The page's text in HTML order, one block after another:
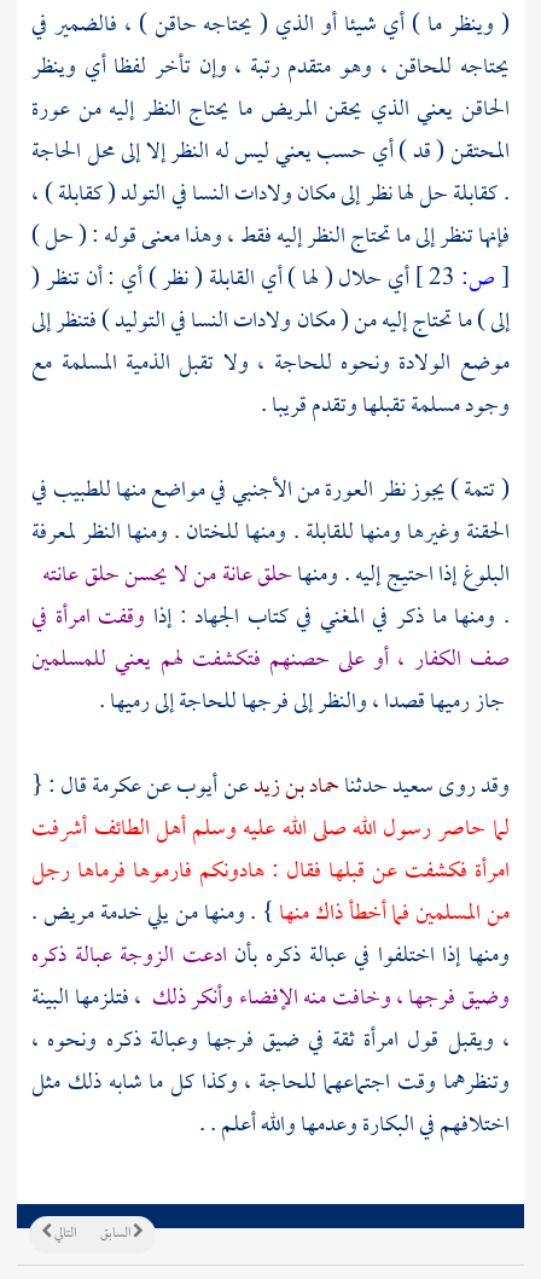
( وينظر ما ) أي شيئا أو الذي ( يحتاجه حاقن ) ، فالضمير في
يحتاجه للحاقن ، وهو متقدم رتبة ، وإن تأخر لفظا أي وينظر
الحاقن يعني الذي يحقن المريض ما يحتاج النظر إليه من عورة
المحتقن ( قد ) أي حسب يعني ليس له النظر إلا إلى محل الحاجة
. كقابلة حل لها نظر إلى مكان ولادات النسا في التولد ( كقابلة ) ،
فإنها تنظر إلى ما تحتاج النظر إليه فقط ، وهذا معنى قوله : ( حل )
[ص:
أي حلال ( لها ) أي القابلة ( نظر ) أي : أن تنظر (
إلى ) ما تحتاج إليه من ( مكان ولادات النسا في التوليد ) فتنظر إلى
موضع الولادة ونحوه للحاجة ، ولا تقبل الذمية المسلمة مع
وجود مسلمة تقبلها وتقدم قريبا .
( تتمة ) يجوز نظر العورة من الأجنبي في مواضع منها للطبيب في
الحقنة وغيرها ومنها للقابلة . ومنها للختان . ومنها النظر لمعرفة
البلوغ إذا احتيج إليه . ومنهاحلق عانة من لا يحسن حلق عانته
. ومنها ما ذكر في المغني في كتاب الجهاد : إذا وقفت امرأة في
صف الكفار ، أو على حصنهم فتكشفت لهم يعني للمسلمين
جاز رميها قصدا ، والنظر إلى فرجها للحاجة إلى رميها .
وقد روىسعيدحدثناحماد بن زيدعنأيوبعنعكرمةقال : {
لما حاصر رسول الله صلى الله عليه وسلم أهلالطائفأشرفت
امرأة فكشفت عن قبلها فقال : هادونكم فارموها فرماها رجل
من المسلمين فما أخطأ ذاك منها} . ومنها من يلي خدمة مريض .
ومنها إذا اختلفوا في عبالة ذكره بأن ادعت الزوجة عبالة ذكره
وضيق فرجها ، وخافت منه الإفضاء وأنكر ذلك ، فتلزمها البينة
، ويقبل قول امرأة ثقة في ضيق فرجها وعبالة ذكره ونحوه ،
وتنظرهما وقت اجتماعهما للحاجة ، وكذا كل ما شابه ذلك مثل
اختلافهم في البكارة وعدمها والله أعلم . .
التالي السابق